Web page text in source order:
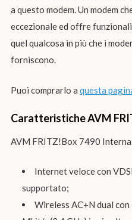
a questo modem. Un modem
eccezionale ed offre
quel qualcosa in più che i
forniscono.
Puoi comprarlo a questa
Caratteristiche AVM
AVM FRITZ!Box 7490
Internet veloce con
supportato;
Wireless AC+N dual